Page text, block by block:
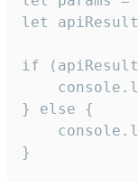
let
if
} else {
}